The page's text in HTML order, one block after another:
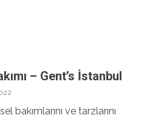
– Gent’s İstanbul
bakımlarını ve tarzlarını